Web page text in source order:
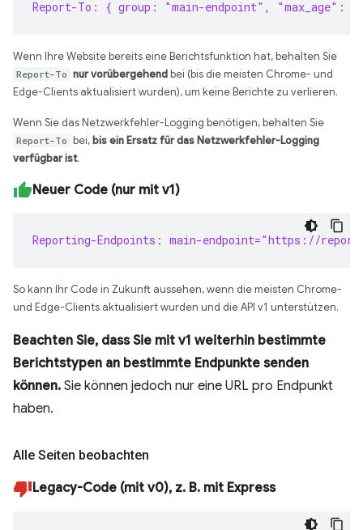
Report-To: { group: "main-endpoint",
Wenn Ihre Website bereits eine Berichtsfunktion hat, behalten Sie
Report-To nur vorübergehend bei (bis die meisten Chrome- und
Edge-Clients aktualisiert wurden), um keine Berichte zu verlieren.
Wenn Sie das Netzwerkfehler-Logging benötigen, behalten Sie
Report-To bei,bis ein Ersatz für das Netzwerkfehler-Logging
verfügbar ist.
Neuer Code (nur mit v1)
Reporting-Endpoints: main-endpoint="https://
So kann Ihr Code in Zukunft aussehen, wenn die meisten Chrome-
und Edge-Clients aktualisiert wurden und die API v1 unterstützen.
Beachten Sie, dass Sie mit v1 weiterhin bestimmte
Berichtstypen an bestimmte Endpunkte senden
können. Sie können jedoch nur eine URL pro Endpunkt
haben.
Alle Seiten beobachten
Legacy-Code (mit v0), z. B. mit Express